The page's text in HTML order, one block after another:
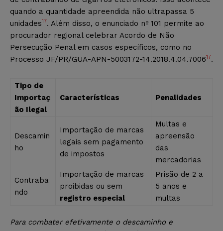
quando a quantidade apreendida não ultrapassa 5
unidades17. Além disso, o enunciado nº 101 permite ao
procurador regional celebrar Acordo de Não
Persecução Penal em casos específicos, como no
Processo JF/PR/GUA-APN-5003172-14.2018.4.04.700617.
Tipo de
Importaç
ão Ilegal
Características Penalidades
Descamin
ho
Importação de marcas
legais sem pagamento
de impostos
Multas e
apreensão
das
mercadorias
Contraba
ndo
Importação de marcas
proibidas ou sem
registro especial
Prisão de 2 a
5 anos e
multas
Para combater efetivamente o descaminho e